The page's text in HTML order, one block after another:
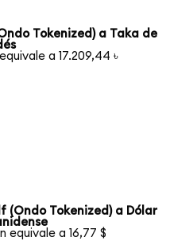
Tokenized) a Taka de
a 17.209,44 ৳
(Ondo Tokenized) a Dólar
equivale a 16,77 $